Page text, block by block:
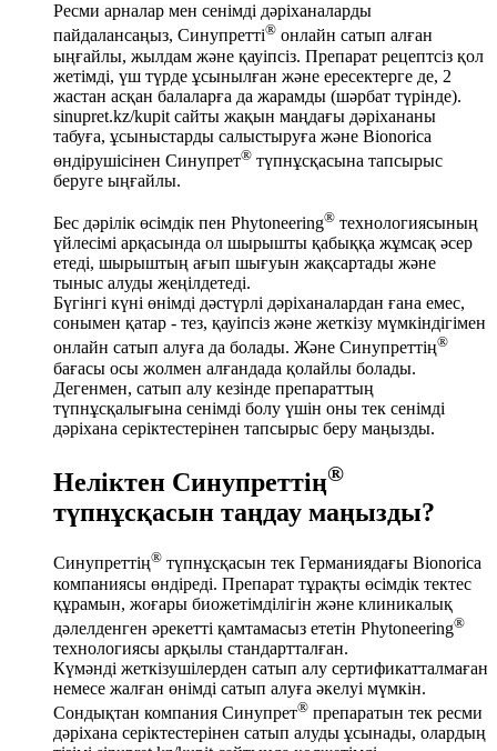
Ресми арналар мен сенімді дәріханаларды
пайдалансаңыз, Синупретті® онлайн сатып алған
ыңғайлы, жылдам және қауіпсіз. Препарат рецептсіз қол
жетімді, үш түрде ұсынылған және ересектерге де, 2
жастан асқан балаларға да жарамды (шәрбат түрінде).
sinupret.kz/kupit сайты жақын маңдағы дәріхананы
табуға, ұсыныстарды салыстыруға және Bionorica
өндірушісінен Синупрет® түпнұсқасына тапсырыс
беруге ыңғайлы.
Бес дәрілік өсімдік пен Phytoneering® технологиясының
үйлесімі арқасында ол шырышты қабыққа жұмсақ әсер
етеді, шырыштың ағып шығуын жақсартады және
тыныс алуды жеңілдетеді.
Бүгінгі күні өнімді дәстүрлі дәріханалардан ғана емес,
сонымен қатар - тез, қауіпсіз және жеткізу мүмкіндігімен
онлайн сатып алуға да болады. Және Синупреттің®
бағасы осы жолмен алғандада қолайлы болады.
Дегенмен, сатып алу кезінде препараттың
түпнұсқалығына сенімді болу үшін оны тек сенімді
дәріхана серіктестерінен тапсырыс беру маңызды.
Неліктен Синупреттің®
түпнұсқасын таңдау маңызды?
Синупреттің® түпнұсқасын тек Германиядағы Bionorica
компаниясы өндіреді. Препарат тұрақты өсімдік тектес
құрамын, жоғары биожетімділігін және клиникалық
дәлелденген әрекетті қамтамасыз ететін Phytoneering®
технологиясы арқылы стандартталған.
Күмәнді жеткізушілерден сатып алу сертификатталмаған
немесе жалған өнімді сатып алуға әкелуі мүмкін.
Сондықтан компания Синупрет® препаратын тек ресми
дәріхана серіктестерінен сатып алуды ұсынады, олардың